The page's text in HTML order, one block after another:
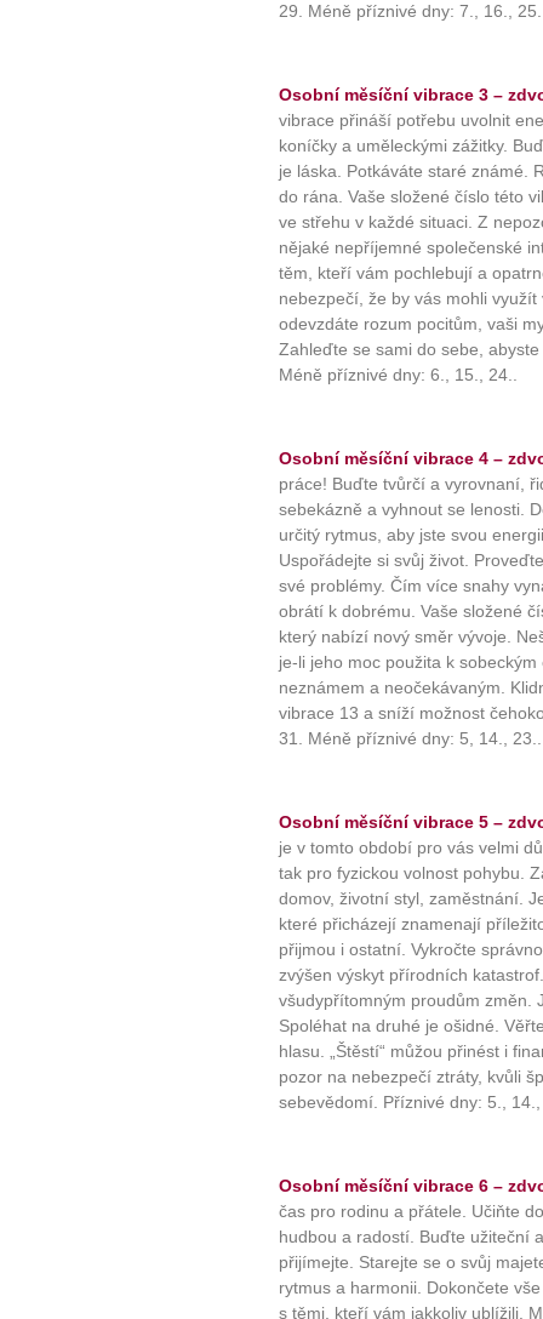
29. Méně příznivé dny: 7., 16.,
Osobní měsíční vibrace 3 –
vibrace přináší potřebu uvolnit
koníčky a uměleckými zážitky.
je láska. Potkáváte staré známé.
do rána. Vaše složené číslo této
ve střehu v každé situaci. Z
nějaké nepříjemné společenské
těm, kteří vám pochlebují a
nebezpečí, že by vás mohli
odevzdáte rozum pocitům, vaši
Zahleďte se sami do sebe,
Méně příznivé dny: 6., 15., 24..
Osobní měsíční vibrace 4 –
práce! Buďte tvůrčí a vyrovnaní,
sebekázně a vyhnout se lenosti.
určitý rytmus, aby jste svou
Uspořádejte si svůj život.
své problémy. Čím více snahy
obrátí k dobrému. Vaše složené
který nabízí nový směr vývoje.
je-li jeho moc použita k
neznámem a neočekávaným.
vibrace 13 a sníží možnost
31. Méně příznivé dny: 5, 14., 23..
Osobní měsíční vibrace 5 –
je v tomto období pro vás velmi
tak pro fyzickou volnost pohybu.
domov, životní styl, zaměstnání.
které přicházejí znamenají
přijmou i ostatní. Vykročte
zvýšen výskyt přírodních
všudypřítomným proudům změn.
Spoléhat na druhé je ošidné.
hlasu. „Štěstí“ můžou přinést i
pozor na nebezpečí ztráty, kvůli
sebevědomí. Příznivé dny: 5.,
Osobní měsíční vibrace 6 –
čas pro rodinu a přátele. Učiňte
hudbou a radostí. Buďte užiteční
přijímejte. Starejte se o svůj
rytmus a harmonii. Dokončete
s těmi, kteří vám jakkoliv ublížili.